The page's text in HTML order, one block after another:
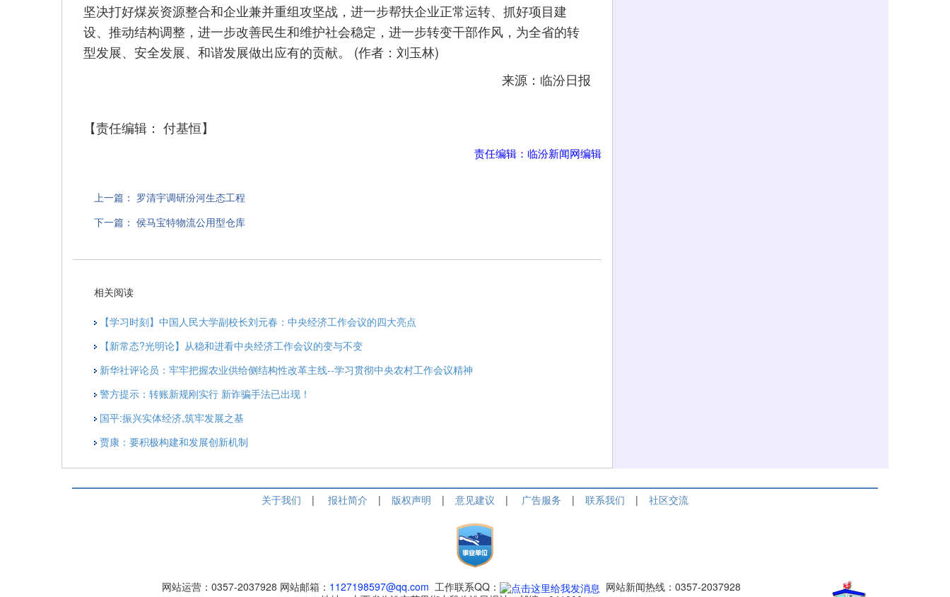
坚决打好煤炭资源整合和企业兼并重组攻坚战，进一步帮扶企业正常运转、抓好项目建
设、推动结构调整，进一步改善民生和维护社会稳定，进一步转变干部作风，为全省的转
型发展、安全发展、和谐发展做出应有的贡献。 (作者：刘玉林)
来源：临汾日报
【责任编辑： 付基恒】
责任编辑：临汾新闻网编辑
上一篇： 罗清宇调研汾河生态工程
下一篇： 侯马宝特物流公用型仓库
相关阅读
【学习时刻】中国人民大学副校长刘元春：中央经济工作会议的四大亮点
【新常态?光明论】从稳和进看中央经济工作会议的变与不变
新华社评论员：牢牢把握农业供给侧结构性改革主线--学习贯彻中央农村工作会议精神
警方提示：转账新规刚实行 新诈骗手法已出现！
国平:振兴实体经济,筑牢发展之基
贾康：要积极构建和发展创新机制
关于我们 | 报社简介 | 版权声明 | 意见建议 | 广告服务 | 联系我们 | 社区交流
网站运营：0357-2037928 网站邮箱： 1127198597@qq.com 工作联系QQ：
网站新闻热线：0357-2037928